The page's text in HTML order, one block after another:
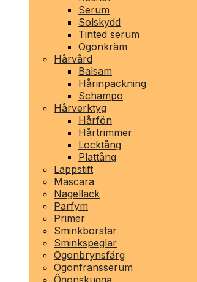
Serum
Solskydd
Tinted serum
Ögonkräm
Hårvård
Balsam
Hårinpackning
Schampo
Hårverktyg
Hårfön
Hårtrimmer
Locktång
Plattång
Läppstift
Mascara
Nagellack
Parfym
Primer
Sminkborstar
Sminkspeglar
Ögonbrynsfärg
Ögonfransserum
Ögonskugga